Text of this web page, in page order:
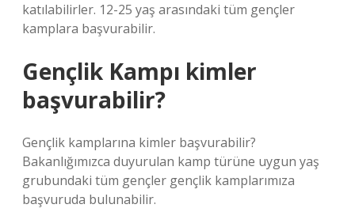
katılabilirler. 12-25 yaş arasındaki tüm gençler
kamplara başvurabilir.
Gençlik Kampı kimler
başvurabilir?
Gençlik kamplarına kimler başvurabilir?
Bakanlığımızca duyurulan kamp türüne uygun yaş
grubundaki tüm gençler gençlik kamplarımıza
başvuruda bulunabilir.